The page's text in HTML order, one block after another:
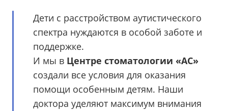
Дети с расстройством аутистического
спектра нуждаются в особой заботе и
поддержке.
И мы в Центре стоматологии «АС»
создали все условия для оказания
помощи особенным детям. Наши
доктора уделяют максимум внимания